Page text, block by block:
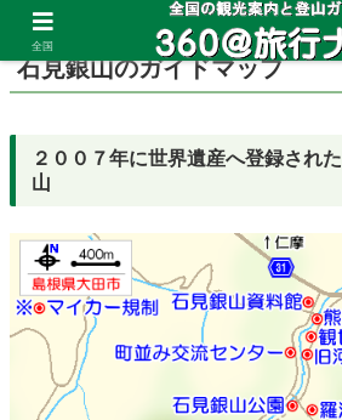
ホーム 島根県 石見銀山
石見銀山のガイドマップ
２００７年に世界遺産へ登録され
山
全国